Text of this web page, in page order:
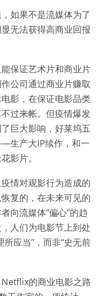
如果不是流媒体为了
无法获得高商业回报
保证艺术片和商业片
公司通过商业片赚取
影，在保证电影品类
过来帐。但疫情爆发
巨大影响，好莱坞五
生产大IP续作，和一
影片。
情对观影行为造成的
复的，在未来可见的
向流媒体“偏心”的趋
人们为电影节上到处
应当”，而非“史无前
的商业电影之路